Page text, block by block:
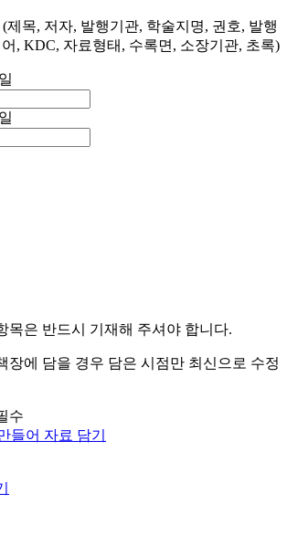
제목, 저자, 발행기관, 학술지명, 권호, 발행
, KDC, 자료형태, 수록면, 소장기관, 초록)
목은 반드시 기재해 주셔야 합니다.
장에 담을 경우 담은 시점만 최신으로 수정
들어 자료 담기